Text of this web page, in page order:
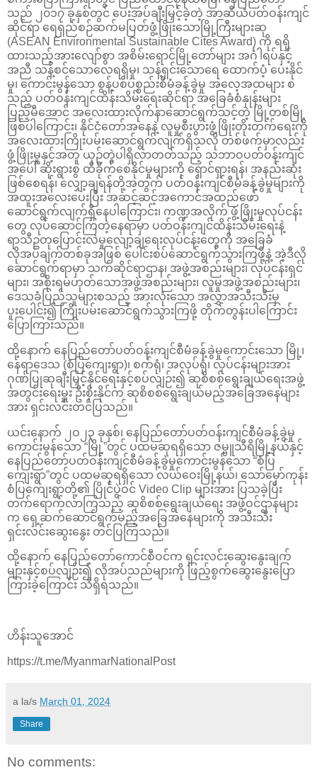
သည် ၂၀၁၇ ခုနှစ်တွင် ပေးအပ်ချီးမြှင့်ခဲ့တဲ့ အာဆီယံပတ်ဝန်းကျင်
ဆိုင်ရာ ရေရှည်စဉ်ဆက်မပြတ်ဖွံ့ဖြိုးသောမြို့ကြီးများဆု
(ASEAN Environmental Sustainable Cites Award) ကို ရရှိ
ထားသည့်အားလျော်စွာ အစိမ်းရောင်မြို့တော်များ အင်္ဂါရပ်နှင့်
အညီ သန့်စင်သောလေရရှိမှု၊ သန့်ရှင်းသောရေ ထောက်ပံ့ ပေးနိုင်
မှု၊ ကောင်းမွန်သော စွန့်ပစ်ပစ္စည်းစီမံခန့်ခွဲမှု အလေ့အထများ စ
သည့် ပတ်ဝန်းကျင်ထိန်းသိမ်းရေးဆိုင်ရာ အခြေခံစံနှုန်းများ
ပြည့်မီအောင် အလေးထားလိုက်နာဆောင်ရွက်သင့်တဲ့ မြို့တစ်မြို့
ဖြစ်ပါကြောင်း၊ နိုင်ငံတော်အနေနဲ့ လူမှုစီးပွားဖွံ့ဖြိုးတိုးတက်ရေးကို
အလေးထားကြိုးပမ်းဆောင်ရွက်လျက်ရှိသလို တစ်ဖက်မှာလည်း
ဖွံ့ဖြိုးမှုနှင့်အတူ ယှဉ်တွဲပါရှိလာတတ်သည့် သဘာဝပတ်ဝန်းကျင်
အပေါ် ဆိုးရွားစွ ထိခိုက်စေနိုင်မှုများကို ရှောင်ရှားရန်၊ အနည်းဆုံး
ဖြစ်စေရန်၊ လျှော့ချရန်တို့အတွက် ပတ်ဝန်းကျင်စီမံခန့်ခွဲမှုများကို
အထူးအလေးပေးပြီး အဆင့်ဆင့်အကောင်အထည်ဖော်
ဆောင်ရွက်လျက်ရှိနေပါကြောင်း၊ ကဏ္ဍအလိုက် ဖွံ့ဖြိုးမှုလုပ်ငန်း
တွေ လုပ်ဆောင်ကြတဲ့နေရာမှာ ပတ်ဝန်းကျင်ထိန်းသိမ်းရေးနဲ့
ရာသီဥတုပြောင်းလဲမှုလျော့ချရေးလုပ်ငန်းတွေကို အခြေခံ
လိုအပ်ချက်တစ်ခုအဖြစ် ပေါင်းစပ်ဆောင်ရွက်သွားကြဖို့နဲ့ အဲ့ဒီလို
ဆောင်ရွက်ရာမှာ သက်ဆိုင်ရာဌာန၊ အဖွဲ့အစည်းများ၊ လုပ်ငန်းရှင်
များ၊ အစိုးရမဟုတ်သောအဖွဲ့အစည်းများ၊ လူမှုအဖွဲ့အစည်းများ၊
ဒေသခံပြည်သူများစသည့် အားလုံးသော အလွှာအသီးသီးမှ
ပူးပေါင်း၍ ကြိုးပမ်းဆောင်ရွက်သွားကြဖို့ တိုက်တွန်းပါကြောင်း
ပြောကြားသည်။
ထို့နောက် နေပြည်တော်ပတ်ဝန်းကျင်စီမံခန့်ခွဲမှုကောင်းသော မြို့၊
နေရာဒေသ (စံပြကျေးရွာ)၊ စက်ရုံ၊ အလုပ်ရုံ၊ လုပ်ငန်းများအား
ဂုဏ်ပြုဆုချီးမြှင့်နိုင်ရေးနှင့်စပ်လျဉ်း၍ ဆုစိစစ်ရွေးချယ်ရေးအဖွဲ့
အတွင်းရေးမှူး ဦးစိုးနိုင်က ဆုစိစစ်ရွေးချယ်မည့်အခြေအနေများ
အား ရှင်းလင်းတင်ပြသည်။
ယင်းနောက် ၂ဝ၂၃ ခုနှစ်၊ နေပြည်တော်ပတ်ဝန်းကျင်စီမံခန့်ခွဲမှု
ကောင်းမွန်သော “မြို့”တွင် ပထမဆုရရှိသော ဇမ္ဗူသီရိမြို့နယ်နှင့်
နေပြည်တော်ပတ်ဝန်းကျင်စီမံခန့်ခွဲမှုကောင်းမွန်သော “စံပြ
ကျေးရွာ”တွင် ပထမဆုရရှိသော လယ်ဝေးမြို့နယ်၊ သော်မှော်ကုန်း
စံပြကျေးရွာတို့၏ ပြိုင်ပွဲဝင် Video Clip များအား ပြသခဲ့ပြီး
တက်ရောက်လာကြသည့် ဆုစိစစ်ရွေးချယ်ရေး အဖွဲ့ဝင်ဌာနများ
က ရှေ့ဆက်ဆောင်ရွက်မည့်အခြေအနေများကို အသီးသီး
ရှင်းလင်းဆွေးနွေး တင်ပြကြသည်။
ထို့နောက် နေပြည်တော်ကောင်စီဝင်က ရှင်းလင်းဆွေးနွေးချက်
များနှင့်စပ်လျဉ်း၍ လိုအပ်သည်များကို ဖြည့်စွက်ဆွေးနွေးပြော
ကြားခဲ့ကြောင်း သိရှိရသည်။
ဟိန်းသူအောင်
https://t.me/MyanmarNationalPost
a la/s March 01, 2024
Share
No comments: